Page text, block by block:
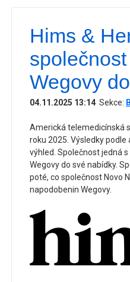
Hims &
Wegovy
04.11.2025 13:14 Sekce:
Americká telemedicínská
roku 2025. Výsledky
výhled. Společnost jedná
Wegovy do své nabídky.
poté, co společnost Novo
napodobenin Wegovy.